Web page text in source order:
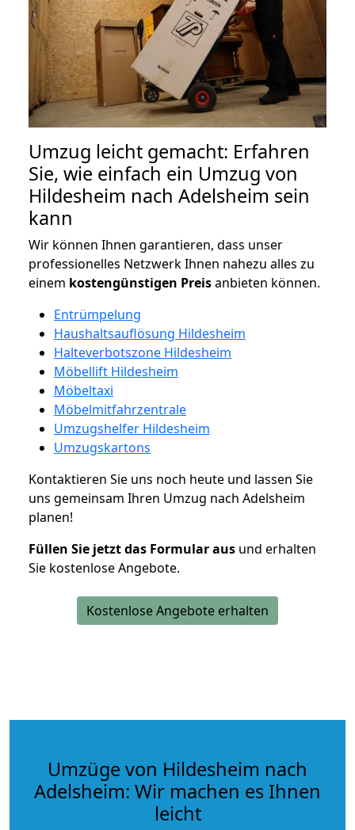
Umzug leicht gemacht: Erfahren
Sie, wie einfach ein Umzug von
Hildesheim nach Adelsheim sein
kann
Wir können Ihnen garantieren, dass unser
professionelles Netzwerk Ihnen nahezu alles zu
einem kostengünstigen Preisanbieten können.
Entrümpelung
Haushaltsauflösung Hildesheim
Halteverbotszone Hildesheim
Möbellift Hildesheim
Möbeltaxi
Möbelmitfahrzentrale
Umzugshelfer Hildesheim
Umzugskartons
Kontaktieren Sie uns noch heute und lassen Sie
uns gemeinsam Ihren Umzug nach Adelsheim
planen!
Füllen Sie jetzt das Formular aus und erhalten
Sie kostenlose Angebote.
Kostenlose Angebote erhalten
Umzüge von Hildesheim nach
Adelsheim: Wir machen es Ihnen
leicht